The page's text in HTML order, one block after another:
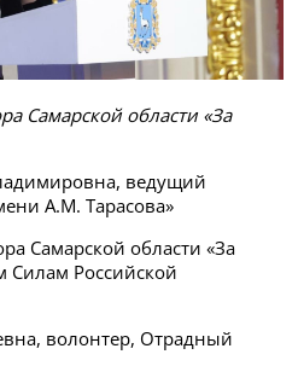
Самарской области «За
ведущий
А.М. Тарасова»
Самарской области «За
Силам Российской
волонтер, Отрадный